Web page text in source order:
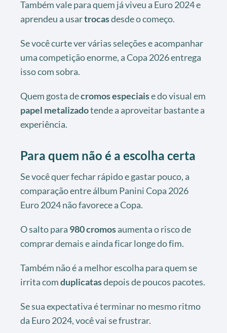
Também vale para quem já viveu a Euro 2024 e
aprendeu a usartrocasdesde o começo.
Se você curte ver várias seleções e acompanhar
uma competição enorme, a Copa 2026 entrega
isso com sobra.
Quem gosta decromos especiaise do visual em
papel metalizadotende a aproveitar bastante a
experiência.
Para quem não é a escolha certa
Se você quer fechar rápido e gastar pouco, a
comparação entre álbum Panini Copa 2026
Euro 2024 não favorece a Copa.
O salto para 980 cromosaumenta o risco de
comprar demais e ainda ficar longe do fim.
Também não é a melhor escolha para quem se
irrita comduplicatasdepois de poucos pacotes.
Se sua expectativa é terminar no mesmo ritmo
da Euro 2024, você vai se frustrar.